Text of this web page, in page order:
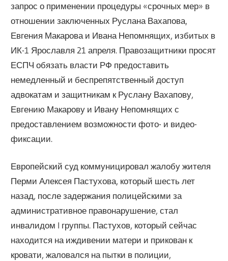
запрос о применении процедуры «срочных мер» в
отношении заключенных Руслана Вахапова,
Евгения Макарова и Ивана Непомнящих, избитых в
ИК-1 Ярославля 21 апреля. Правозащитники просят
ЕСПЧ обязать власти РФ предоставить
немедленный и беспрепятственный доступ
адвокатам и защитникам к Руслану Вахапову,
Евгению Макарову и Ивану Непомнящих с
предоставлением возможности фото- и видео-
фиксации.
Европейский суд коммуницировал жалобу жителя
Перми Алексея Пастухова, который шесть лет
назад, после задержания полицейскими за
административное правонарушение, стал
инвалидом I группы. Пастухов, который сейчас
находится на иждивении матери и прикован к
кровати, жаловался на пытки в полиции,